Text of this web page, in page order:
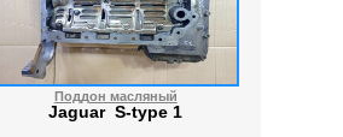
Поддон масляный
Jaguar S-type 1